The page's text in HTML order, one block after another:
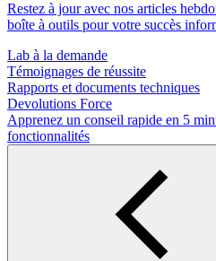
Restez à jour avec nos articles
boîte à outils pour votre succès
Lab à la demande
Témoignages de réussite
Rapports et documents techniques
Devolutions Force
Apprenez un conseil rapide en 5
fonctionnalités